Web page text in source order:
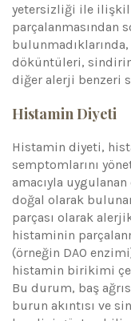
yetersizliği ile
parçalanmasından
döküntüleri,
diğer alerji benzeri
Histamin Diyeti
Histamin diyeti,
semptomlarını
amacıyla
doğal olarak
parçası olarak
histaminin
(örneğin DAO
histamin birikimi
Bu durum, baş
burun akıntısı ve